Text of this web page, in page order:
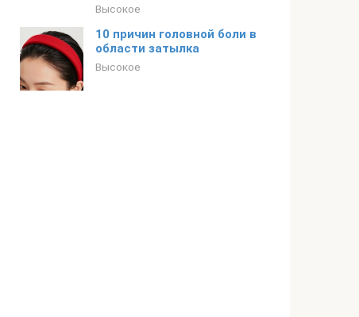
Высокое
10 причин головной боли в
области затылка
Высокое